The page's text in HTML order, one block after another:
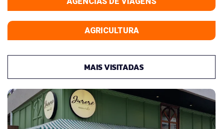
AGRICULTURA
MAIS VISITADAS